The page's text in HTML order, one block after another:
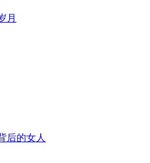
月
后的女人